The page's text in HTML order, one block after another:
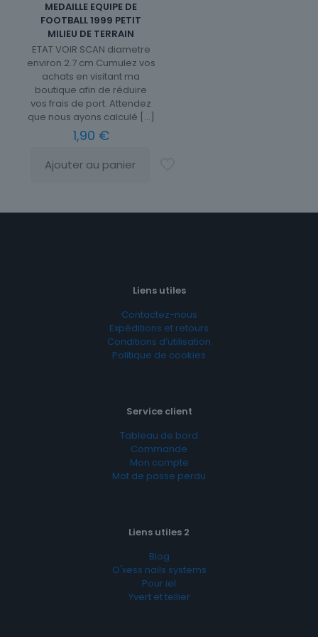
MEDAILLE EQUIPE DE
FOOTBALL 1999 PETIT
MILIEU DE TERRAIN
ETAT VOIR SCAN diametre
environ 2.7 cm Cumulez vos
achats en visitant ma
boutique afin de réduire
vos frais de port. Attendez
que nous ayons calculé […]
1,90 €
Ajouter au panier
Liens utiles
Contactez-nous
Expéditions et retours
Conditions d’utilisation
Politique de cookies
Service client
Tableau de bord
Commande
Mon compte
Mot de passe perdu
Liens utiles 2
Blog
O'xess nails systems
Pour iel
Yvert et tellier